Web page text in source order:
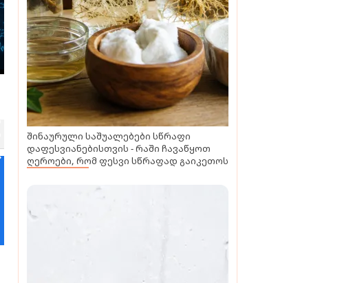
შინაურული საშუალებები სწრაფი
დაფესვიანებისთვის - რაში ჩავაწყოთ
ღეროები, რომ ფესვი სწრაფად გაიკეთოს